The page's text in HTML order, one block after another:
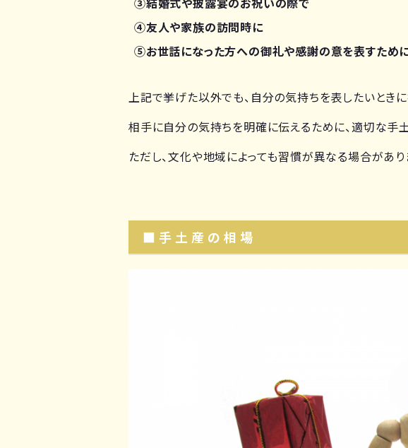
④友人や家族の訪問時に
⑤お世話になった方への御礼や感謝の意を表すため
上記で挙げた以外でも、自分の気持ちを表したいときに
相手に自分の気持ちを明確に伝えるために、適切な手
ただし、文化や地域によっても習慣が異なる場合があ
■手土産の相場